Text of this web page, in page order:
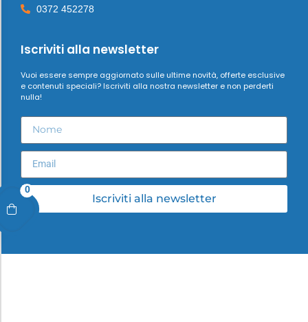
0
0372 452278
Iscriviti alla newsletter
Vuoi essere sempre aggiornato sulle ultime novità, offerte esclusive
e contenuti speciali? Iscriviti alla nostra newsletter e non perderti
nulla!
Iscriviti alla newsletter